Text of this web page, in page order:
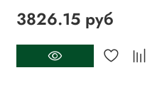
3826.15 руб